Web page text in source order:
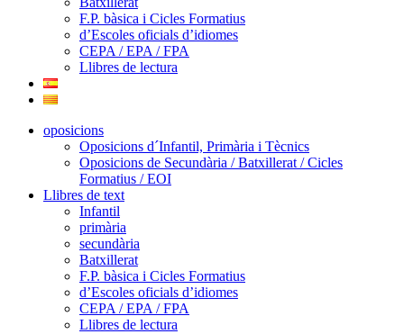
F.P. bàsica i Cicles Formatius
d’Escoles oficials d’idiomes
CEPA / EPA / FPA
Llibres de lectura
oposicions
Oposicions d´Infantil, Primària i Tècnics
Oposicions de Secundària / Batxillerat / Cicles
Formatius / EOI
Llibres de text
Infantil
primària
secundària
Batxillerat
F.P. bàsica i Cicles Formatius
d’Escoles oficials d’idiomes
CEPA / EPA / FPA
Llibres de lectura